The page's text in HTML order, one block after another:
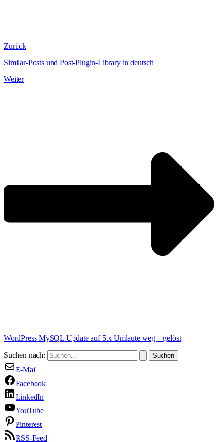
Zurück
Similar-Posts und Post-Plugin-Library in deutsch
Weiter
WordPress MySQL Update auf 5.x Umlaute weg – gelöst
Suchen nach:
E-Mail
Facebook
LinkedIn
YouTube
Pinterest
RSS-Feed